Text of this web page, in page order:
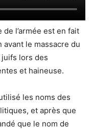
l’armée est en fait
avant le massacre du
lors des
et haineuse.
les noms des
et après que
que le nom de